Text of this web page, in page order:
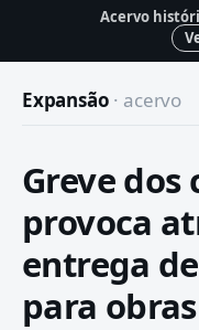
Acervo
Expansão · acervo
Greve
provoca
entrega
para obras